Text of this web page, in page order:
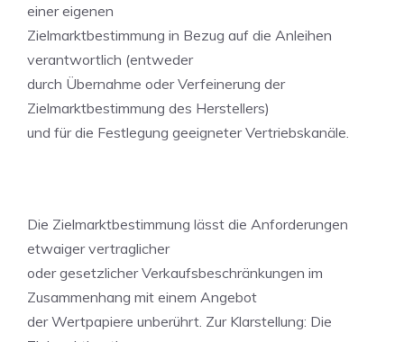
einer eigenen
Zielmarktbestimmung in Bezug auf die Anleihen
verantwortlich (entweder
durch Übernahme oder Verfeinerung der
Zielmarktbestimmung des Herstellers)
und für die Festlegung geeigneter Vertriebskanäle.
Die Zielmarktbestimmung lässt die Anforderungen
etwaiger vertraglicher
oder gesetzlicher Verkaufsbeschränkungen im
Zusammenhang mit einem Angebot
der Wertpapiere unberührt. Zur Klarstellung: Die